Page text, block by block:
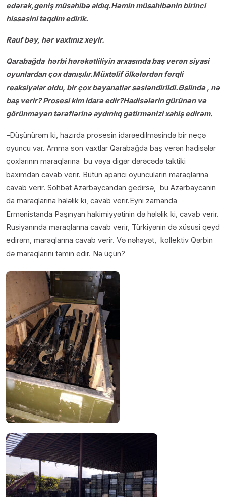
edərək,geniş müsahibə aldıq.Həmin müsahibənin birinci
hissəsini təqdim edirik.
Rauf bəy, hər vaxtınız xeyir.
Qarabağda hərbi hərəkətliliyin arxasında baş verən siyasi
oyunlardan çox danışılır.Müxtəlif ölkələrdən fərqli
reaksiyalar oldu, bir çox bəyanatlar səsləndirildi.Əslində , nə
baş verir? Prosesi kim idarə edir?Hadisələrin gürünən və
görünməyən tərəflərinə aydınlıq gətirmənizi xahiş edirəm.
–Düşünürəm ki, hazırda prosesin idarəedilməsində bir neçə
oyuncu var. Amma son vaxtlar Qarabağda baş verən hadisələr
çoxlarının maraqlarına bu vəya digər dərəcədə taktiki
baxımdan cavab verir. Bütün aparıcı oyuncuların maraqlarına
cavab verir. Söhbət Azərbaycandan gedirsə, bu Azərbaycanın
da maraqlarına hələlik ki, cavab verir.Eyni zamanda
Ermənistanda Paşınyan hakimiyyətinin də hələlik ki, cavab verir.
Rusiyanında maraqlarına cavab verir, Türkiyənin də xüsusi qeyd
edirəm, maraqlarına cavab verir. Və nəhayət, kollektiv Qərbin
də maraqlarını təmin edir. Nə üçün?